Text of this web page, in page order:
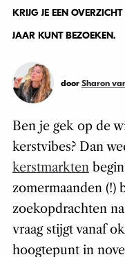
KRIJG JE EEN
JAAR KUNT BEZOEKEN.
door Sharon
Ben je gek op de
kerstvibes? Dan
kerstmarkten
zomermaanden (!)
zoekopdrachten
vraag stijgt vanaf
hoogtepunt in